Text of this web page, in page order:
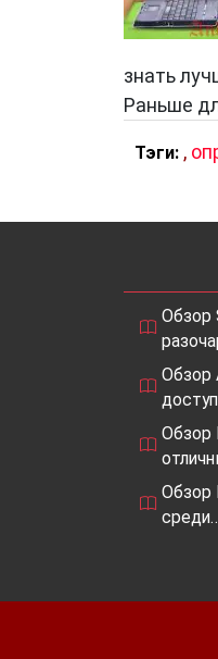
знать
Раньше
Тэги: ,
Обзор
Обзор
Обзор
Обзор